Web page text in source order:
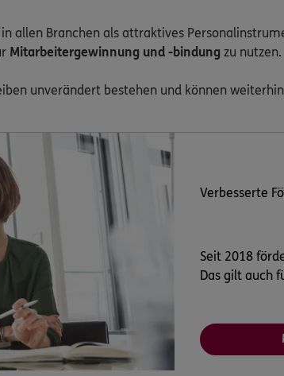
allen Branchen als attraktives
Mitarbeitergewinnung und -bindung zu nutzen.
unverändert bestehen und können
Verbesserte
Seit 2018
Das gilt auch